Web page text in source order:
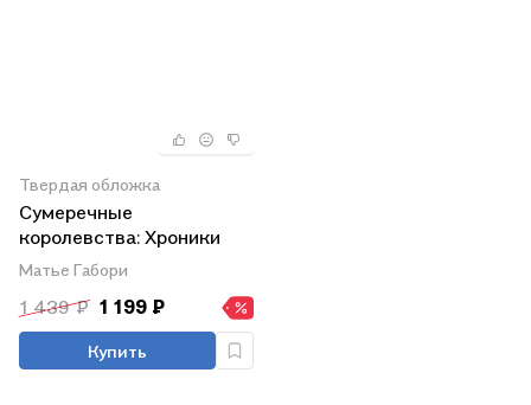
Твердая обложка
Сумеречные
королевства: Хроники
Сумеречных королевств
Матье Габори
1 439 ₽ 1 199 ₽
Купить